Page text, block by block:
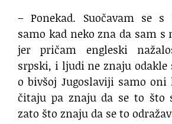
– Ponekad. Suočavam se
samo kad neko zna da sam s
jer pričam engleski
srpski, i ljudi ne znaju odakle
o bivšoj Jugoslaviji samo
čitaju pa znaju da se to što
zato što znaju da se to